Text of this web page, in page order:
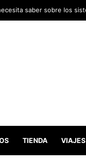
TIENDA VIAJES